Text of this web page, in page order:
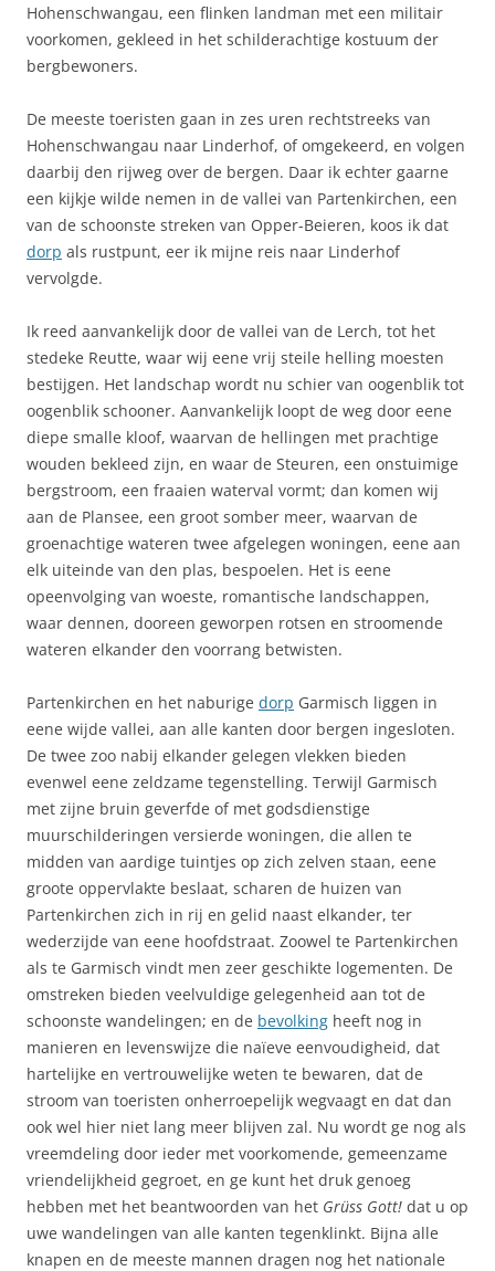
Hohenschwangau, een flinken landman met een militair
voorkomen, gekleed in het schilderachtige kostuum der
bergbewoners.
De meeste toeristen gaan in zes uren rechtstreeks van
Hohenschwangau naar Linderhof, of omgekeerd, en volgen
daarbij den rijweg over de bergen. Daar ik echter gaarne
een kijkje wilde nemen in de vallei van Partenkirchen, een
van de schoonste streken van Opper-Beieren, koos ik dat
dorp als rustpunt, eer ik mijne reis naar Linderhof
vervolgde.
Ik reed aanvankelijk door de vallei van de Lerch, tot het
stedeke Reutte, waar wij eene vrij steile helling moesten
bestijgen. Het landschap wordt nu schier van oogenblik tot
oogenblik schooner. Aanvankelijk loopt de weg door eene
diepe smalle kloof, waarvan de hellingen met prachtige
wouden bekleed zijn, en waar de Steuren, een onstuimige
bergstroom, een fraaien waterval vormt; dan komen wij
aan de Plansee, een groot somber meer, waarvan de
groenachtige wateren twee afgelegen woningen, eene aan
elk uiteinde van den plas, bespoelen. Het is eene
opeenvolging van woeste, romantische landschappen,
waar dennen, dooreen geworpen rotsen en stroomende
wateren elkander den voorrang betwisten.
Partenkirchen en het naburige dorp Garmisch liggen in
eene wijde vallei, aan alle kanten door bergen ingesloten.
De twee zoo nabij elkander gelegen vlekken bieden
evenwel eene zeldzame tegenstelling. Terwijl Garmisch
met zijne bruin geverfde of met godsdienstige
muurschilderingen versierde woningen, die allen te
midden van aardige tuintjes op zich zelven staan, eene
groote oppervlakte beslaat, scharen de huizen van
Partenkirchen zich in rij en gelid naast elkander, ter
wederzijde van eene hoofdstraat. Zoowel te Partenkirchen
als te Garmisch vindt men zeer geschikte logementen. De
omstreken bieden veelvuldige gelegenheid aan tot de
schoonste wandelingen; en de bevolking heeft nog in
manieren en levenswijze die naïeve eenvoudigheid, dat
hartelijke en vertrouwelijke weten te bewaren, dat de
stroom van toeristen onherroepelijk wegvaagt en dat dan
ook wel hier niet lang meer blijven zal. Nu wordt ge nog als
vreemdeling door ieder met voorkomende, gemeenzame
vriendelijkheid gegroet, en ge kunt het druk genoeg
hebben met het beantwoorden van het  Grüss Gott!  dat u op
uwe wandelingen van alle kanten tegenklinkt. Bijna alle
knapen en de meeste mannen dragen nog het nationale